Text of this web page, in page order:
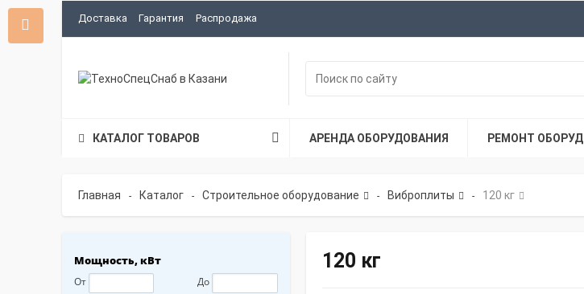
Доставка Гарантия Распродажа
КАТАЛОГ ТОВАРОВ АРЕНДА ОБОРУДОВАНИЯ РЕМОНТ
Главная - Каталог - Строительное оборудование - Виброплиты - 120 кг
Мощность, кВт
От До
120 кг